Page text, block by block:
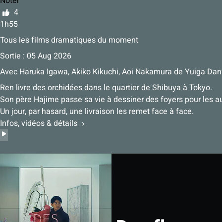
4
1h55
Tous les films dramatiques du moment
Sortie : 05 Aug 2026
Avec Haruka Igawa,Akiko Kikuchi,Aoi Nakamura de Yuiga
Ren livre des orchidées dans le quartier de Shibuya à Tokyo.
Son père Hajime passe sa vie à dessiner des foyers pour les
Un jour, par hasard, une livraison les remet face à face.
Infos, vidéos & détails